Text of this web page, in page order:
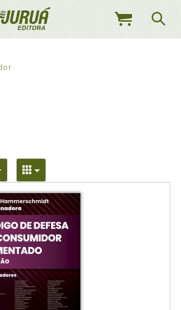
MEU
Toggle DropdownToggle Dropdown